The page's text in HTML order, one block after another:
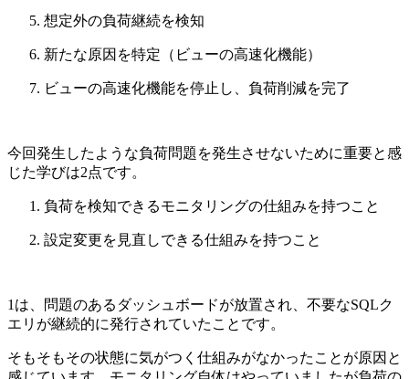
想定外の負荷継続を検知
新たな原因を特定（ビューの高速化機能）
ビューの高速化機能を停止し、負荷削減を完了
今回発生したような負荷問題を発生させないために重要と感
じた学びは2点です。
負荷を検知できるモニタリングの仕組みを持つこと
設定変更を見直しできる仕組みを持つこと
1は、問題のあるダッシュボードが放置され、不要なSQLク
エリが継続的に発行されていたことです。
そもそもその状態に気がつく仕組みがなかったことが原因と